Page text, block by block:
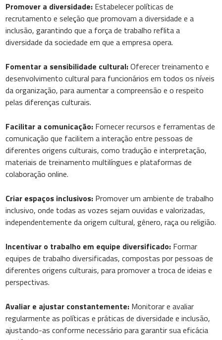
Promover a diversidade: Estabelecer políticas de
recrutamento e seleção que promovam a diversidade e a
inclusão, garantindo que a força de trabalho reflita a
diversidade da sociedade em que a empresa opera.
Fomentar a sensibilidade cultural:Oferecer treinamento e
desenvolvimento cultural para funcionários em todos os níveis
da organização, para aumentar a compreensão e o respeito
pelas diferenças culturais.
Facilitar a comunicação: Fornecer recursos e ferramentas de
comunicação que facilitem a interação entre pessoas de
diferentes origens culturais, como tradução e interpretação,
materiais de treinamento multilíngues e plataformas de
colaboração online.
Criar espaços inclusivos: Promover um ambiente de trabalho
inclusivo, onde todas as vozes sejam ouvidas e valorizadas,
independentemente da origem cultural, gênero, raça ou religião.
Incentivar o trabalho em equipe diversificado: Formar
equipes de trabalho diversificadas, compostas por pessoas de
diferentes origens culturais, para promover a troca de ideias e
perspectivas.
Avaliar e ajustar constantemente: Monitorar e avaliar
regularmente as políticas e práticas de diversidade e inclusão,
ajustando-as conforme necessário para garantir sua eficácia